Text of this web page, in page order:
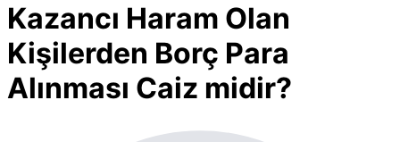
Kazancı Haram Olan
Kişilerden Borç Para
Alınması Caiz midir?